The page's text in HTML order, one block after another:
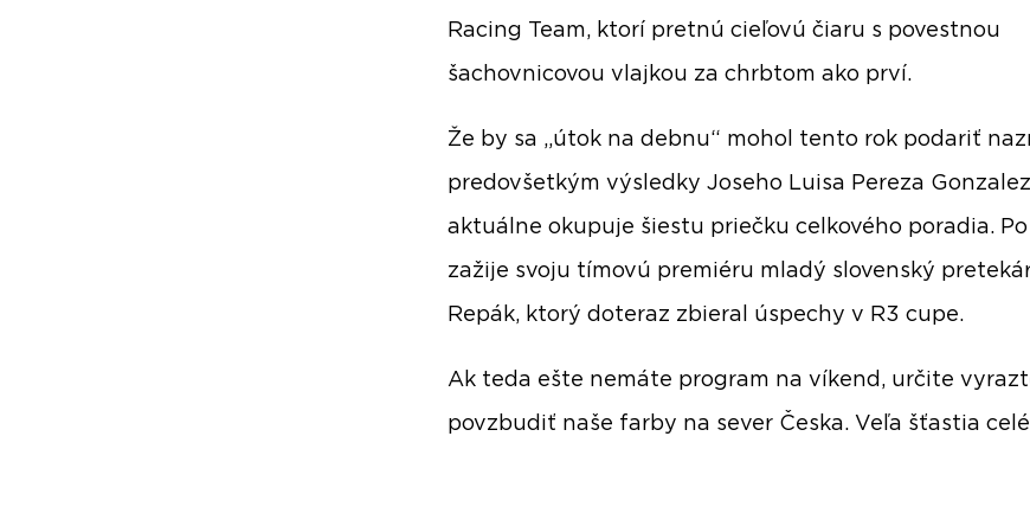
Racing Team, ktorí pretnú cieľovú čiaru s povestnou
šachovnicovou vlajkou za chrbtom ako prví.
Že by sa „útok na debnu“ mohol tento rok podariť
predovšetkým výsledky Joseho Luisa Pereza
aktuálne okupuje šiestu priečku celkového poradia.
zažije svoju tímovú premiéru mladý slovenský
Repák, ktorý doteraz zbieral úspechy v R3 cupe.
Ak teda ešte nemáte program na víkend, určite
povzbudiť naše farby na sever Česka. Veľa šťastia